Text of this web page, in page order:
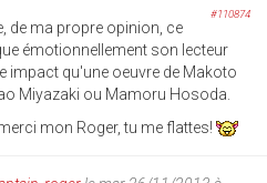
#110874
de ma propre opinion, ce
émotionnellement son lecteur
impact qu'une oeuvre de Makoto
Miyazaki ou Mamoru Hosoda.
mon Roger, tu me flattes!